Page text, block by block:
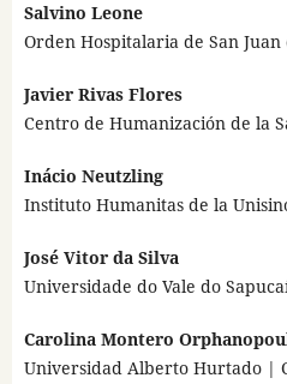
Salvino Leone
Orden Hospitalaria de San
Javier Rivas Flores
Centro de Humanización de la
Inácio Neutzling
Instituto Humanitas de la
José Vitor da Silva
Universidade do Vale do
Carolina Montero
Universidad Alberto Hurtado |